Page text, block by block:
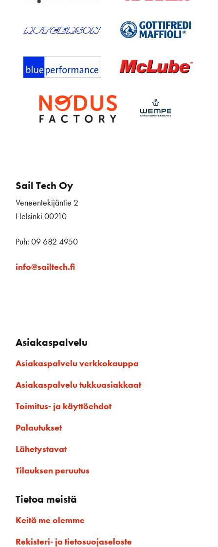
Sail Tech Oy
Veneentekijäntie 2
Helsinki 00210
Puh: 09 682 4950
info@sailtech.fi
Asiakaspalvelu
Asiakaspalvelu verkkokauppa
Asiakaspalvelu tukkuasiakkaat
Toimitus- ja käyttöehdot
Palautukset
Lähetystavat
Tilauksen peruutus
Tietoa meistä
Keitä me olemme
Rekisteri- ja tietosuojaseloste